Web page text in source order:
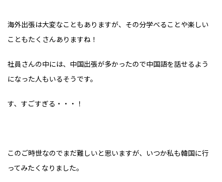
海外出張は大変なこともありますが、その分学べることや楽しい
こともたくさんありますね！
社員さんの中には、中国出張が多かったので中国語を話せるよう
になった人もいるそうです。
す、すごすぎる・・・！
このご時世なのでまだ難しいと思いますが、いつか私も韓国に行
ってみたくなりました。